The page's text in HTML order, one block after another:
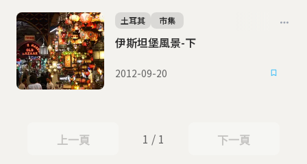
伊斯坦堡風景-下
土耳其 市集
2012-09-20
上一頁
上一頁 1 / 1 下一頁
下一頁